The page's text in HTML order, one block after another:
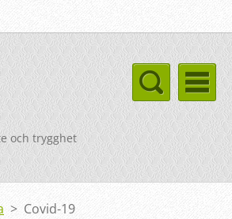
och trygghet
> Covid-19